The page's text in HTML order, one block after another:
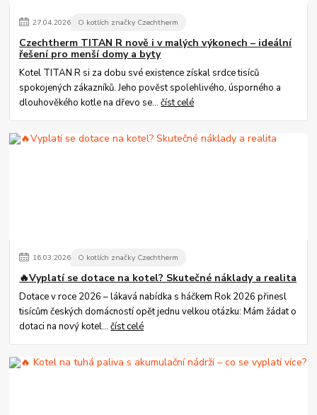
27.04.2026 O kotlích značky Czechtherm
Czechtherm TITAN R nově i v malých výkonech – ideální
řešení pro menší domy a byty
Kotel TITAN R si za dobu své existence získal srdce tisíců
spokojených zákazníků. Jeho pověst spolehlivého, úsporného a
dlouhověkého kotle na dřevo se...číst celé
16.03.2026 O kotlích značky Czechtherm
🔥Vyplatí se dotace na kotel? Skutečné náklady a realita
Dotace v roce 2026 – lákavá nabídka s háčkem Rok 2026 přinesl
tisícům českých domácností opět jednu velkou otázku: Mám žádat o
dotaci na nový kotel...číst celé